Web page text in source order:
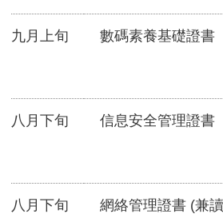
九月上旬 數碼素養基礎證書
八月下旬 信息安全管理證書
八月下旬 網絡管理證書 (兼